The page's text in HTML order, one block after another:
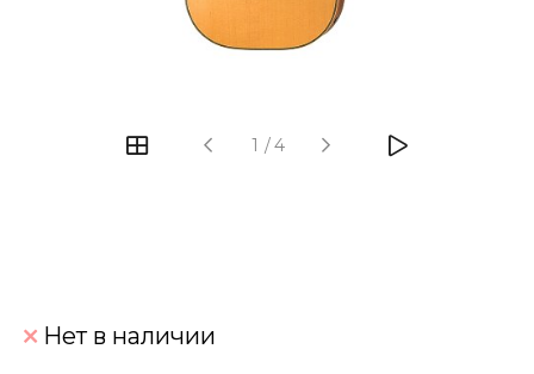
1 /4
Нет в наличии